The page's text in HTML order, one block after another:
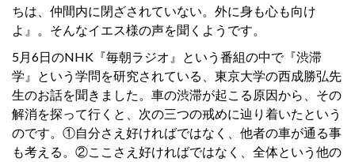
ちは、仲間内に閉ざされていない。外に身も心も向け
よ』。そんなイエス様の声を聞くようです。
5月6日のNHK『毎朝ラジオ』という番組の中で『渋滞
学』という学問を研究されている、東京大学の西成勝弘先
生のお話を聞きました。車の渋滞が起こる原因から、その
解消を探って行くと、次の三つの戒めに辿り着いたという
のです。①自分さえ好ければではなく、他者の車が通る事
も考える。②ここさえ好ければではなく、全体という他の